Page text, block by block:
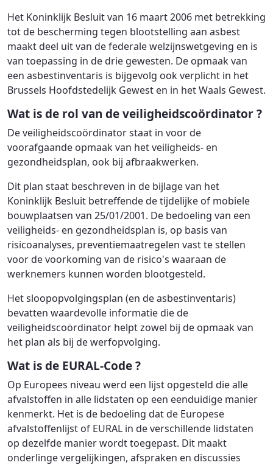
Het Koninklijk Besluit van 16 maart 2006 met betrekking
tot de bescherming tegen blootstelling aan asbest
maakt deel uit van de federale welzijnswetgeving en is
van toepassing in de drie gewesten. De opmaak van
een asbestinventaris is bijgevolg ook verplicht in het
Brussels Hoofdstedelijk Gewest en in het Waals Gewest.
Wat is de rol van de veiligheidscoördinator ?
De veiligheidscoördinator staat in voor de
voorafgaande opmaak van het veiligheids- en
gezondheidsplan, ook bij afbraakwerken.
Dit plan staat beschreven in de bijlage van het
Koninklijk Besluit betreffende de tijdelijke of mobiele
bouwplaatsen van 25/01/2001. De bedoeling van een
veiligheids- en gezondheidsplan is, op basis van
risicoanalyses, preventiemaatregelen vast te stellen
voor de voorkoming van de risico's waaraan de
werknemers kunnen worden blootgesteld.
Het sloopopvolgingsplan (en de asbestinventaris)
bevatten waardevolle informatie die de
veiligheidscoördinator helpt zowel bij de opmaak van
het plan als bij de werfopvolging.
Wat is de EURAL-Code ?
Op Europees niveau werd een lijst opgesteld die alle
afvalstoffen in alle lidstaten op een eenduidige manier
kenmerkt. Het is de bedoeling dat de Europese
afvalstoffenlijst of EURAL in de verschillende lidstaten
op dezelfde manier wordt toegepast. Dit maakt
onderlinge vergelijkingen, afspraken en discussies